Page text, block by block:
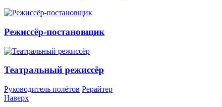
Режиссёр-постановщик
Театральный режиссёр
Руководитель полётов Рерайтер
Наверх